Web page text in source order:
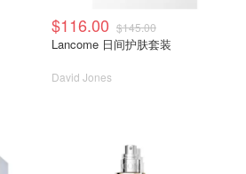
$116.00 $145.00
Lancome 日间护肤套装
David Jones